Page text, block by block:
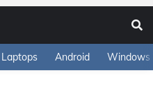
Laptops Android Windows